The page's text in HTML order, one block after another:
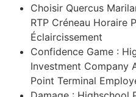
Choisir Quercus
RTP Créneau Horaire
Éclaircissement
Confidence Game :
Investment Company
Point Terminal